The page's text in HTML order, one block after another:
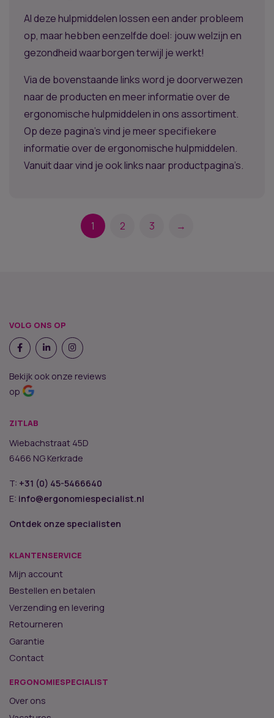
Al deze hulpmiddelen lossen een ander probleem
op, maar hebben eenzelfde doel: jouw welzijn en
gezondheid waarborgen terwijl je werkt!
Via de bovenstaande links word je doorverwezen
naar de producten en meer informatie over de
ergonomische hulpmiddelen in ons assortiment.
Op deze pagina’s vind je meer specifiekere
informatie over de ergonomische hulpmiddelen.
Vanuit daar vind je ook links naar productpagina’s.
1 2 3 →
VOLG ONS OP
Bekijk ook onze reviews
op
ZITLAB
Wiebachstraat 45D
6466 NG Kerkrade
T: +31 (0) 45-5466640
E: info@ergonomiespecialist.nl
Ontdek onze specialisten
KLANTENSERVICE
Mijn account
Bestellen en betalen
Verzending en levering
Retourneren
Garantie
Contact
ERGONOMIESPECIALIST
Over ons